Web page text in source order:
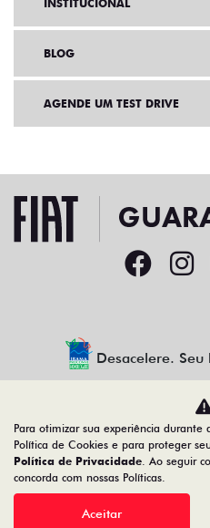
INSTITUCIONAL
BLOG
AGENDE UM TEST DRIVE
Desacelere.
GUARACAR COMERCIO
88.952.577/0001-44
Desenvolvido pela
Para otimizar sua experiência durante
Política de Cookies e para proteger
Política de Privacidade. Ao seguir
concorda com nossas Políticas.
Aceitar